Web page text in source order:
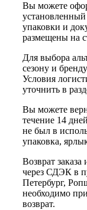
Вы можете
упаковки и
размещены на
Для выбора
сезону и
Условия
уточнить в
Вы можете
течение 14
не был в
упаковка,
Возврат
через СДЭК в
Петербург,
необходимо
возврат.